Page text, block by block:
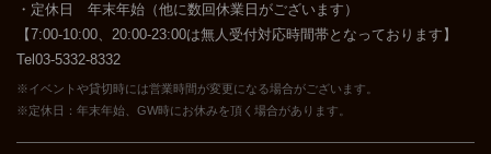
・定休日 年末年始（他に数回休業日がございます）
【7:00-10:00、20:00-23:00は無人受付対応時間帯となっております】
Tel03-5332-8332
※イベントや貸切時には営業時間が変更になる場合がございます。
※定休日：年末年始、GW時にお休みを頂く場合があります。